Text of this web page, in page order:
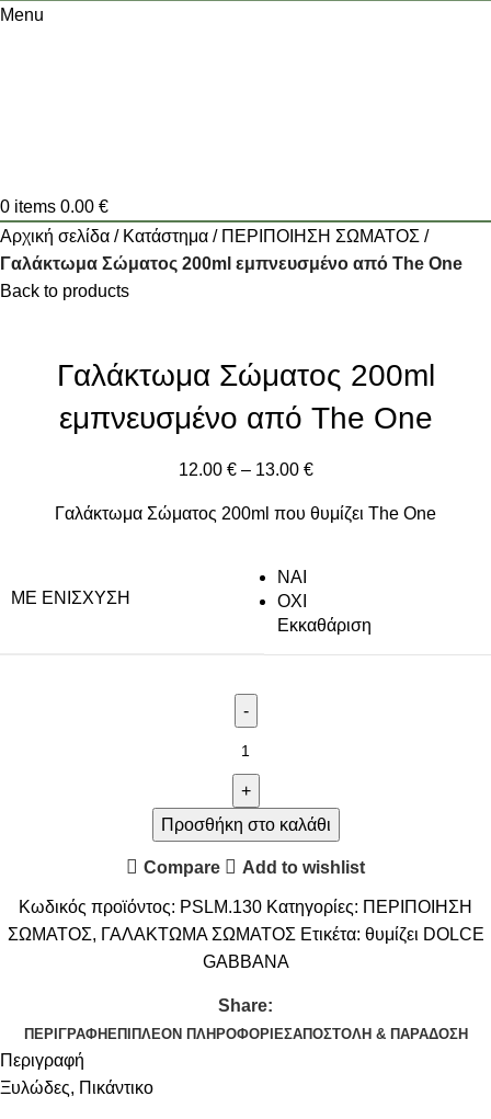
Menu
0 items 0.00 €
Αρχική σελίδα
Κατάστημα
ΠΕΡΙΠΟΙΗΣΗ ΣΩΜΑΤΟΣ
Γαλάκτωμα Σώματος 200ml εμπνευσμένο από The One
Back to products
Γαλάκτωμα Σώματος 200ml
εμπνευσμένο από The One
12.00 € – 13.00 €
Γαλάκτωμα Σώματος 200ml που θυμίζει The One
ΜΕ ΕΝΊΣΧΥΣΗ
NAI
ΟΧΙ
Εκκαθάριση
Προσθήκη στο καλάθι
Compare Add to wishlist
Κωδικός προϊόντος: PSLM.130 Κατηγορίες: ΠΕΡΙΠΟΙΗΣΗ
ΣΩΜΑΤΟΣ, ΓΑΛΑΚΤΩΜΑ ΣΩΜΑΤΟΣ Ετικέτα: θυμίζει DOLCE
GABBANA
Share:
ΠΕΡΙΓΡΑΦΉ ΕΠΙΠΛΈΟΝ ΠΛΗΡΟΦΟΡΊΕΣΑΠΟΣΤΟΛΉ & ΠΑΡΆΔΟΣΗ
Περιγραφή
Ξυλώδες, Πικάντικο